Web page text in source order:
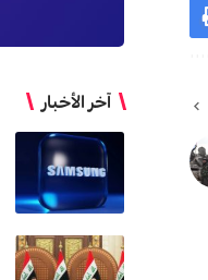
آخر الأخبار